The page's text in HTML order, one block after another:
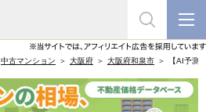
中古マンション 大阪府 大阪府和泉市 【AI予測